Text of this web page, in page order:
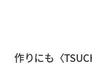
作りにも〈